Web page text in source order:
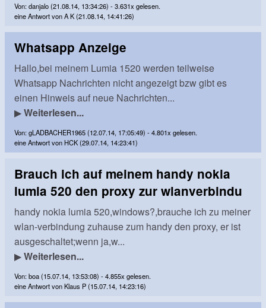
Von: danjalo (21.08.14, 13:34:26) - 3.631x gelesen.
eine Antwort von A K (21.08.14, 14:41:26)
Whatsapp Anzeige
Hallo,bei meinem Lumia 1520 werden teilweise
Whatsapp Nachrichten nicht angezeigt bzw gibt es
einen Hinweis auf neue Nachrichten...
▶Weiterlesen...
Von: gLADBACHER1965 (12.07.14, 17:05:49) - 4.801x gelesen.
eine Antwort von HCK (29.07.14, 14:23:41)
Brauch ich auf meinem handy nokia
lumia 520 den proxy zur wlanverbindu
handy nokia lumia 520,windows?,brauche ich zu meiner
wlan-verbindung zuhause zum handy den proxy, er ist
ausgeschaltet;wenn ja,w...
▶Weiterlesen...
Von: boa (15.07.14, 13:53:08) - 4.855x gelesen.
eine Antwort von Klaus P (15.07.14, 14:23:16)